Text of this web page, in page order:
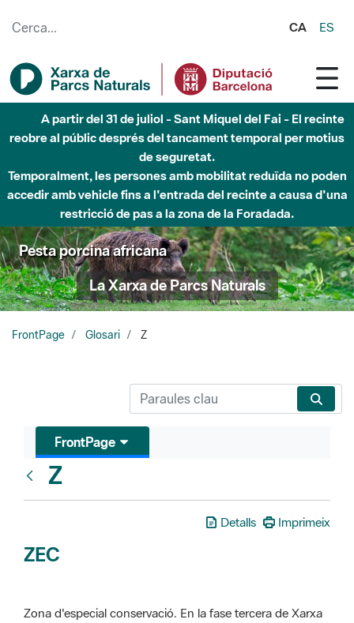
CA ES
A partir del 31 de juliol - Sant Miquel del Fai - El recinte
reobre al públic després del tancament temporal per motius
de seguretat.
Temporalment, les persones amb mobilitat reduïda no poden
accedir amb vehicle fins a l'entrada del recinte a causa d'una
restricció de pas a la zona de la Foradada.
Pesta porcina africana
La Xarxa de Parcs Naturals
FrontPage Glosari Z
FrontPage
Z
Detalls Imprimeix
ZEC
Zona d'especial conservació. En la fase tercera de Xarxa